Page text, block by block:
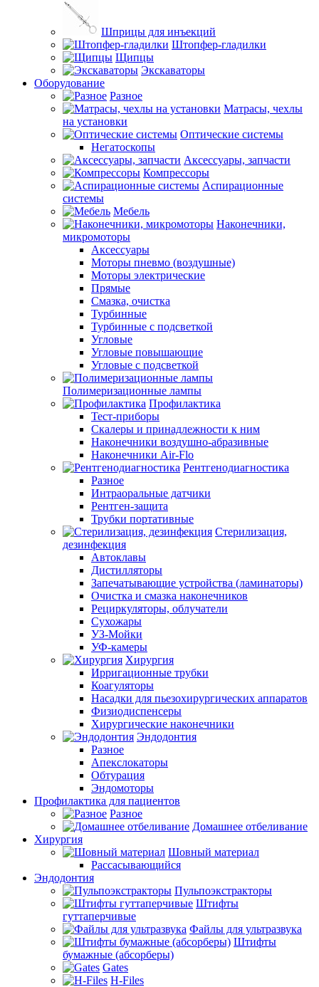
Шприцы для инъекций
Штопфер-гладилки
Щипцы
Экскаваторы
Оборудование
Разное
Матрасы, чехлы
на установки
Оптические системы
Негатоскопы
Аксессуары, запчасти
Компрессоры
Аспирационные
системы
Мебель
Наконечники,
микромоторы
Аксессуары
Моторы пневмо (воздушные)
Моторы электрические
Прямые
Смазка, очистка
Турбинные
Турбинные с подсветкой
Угловые
Угловые повышающие
Угловые с подсветкой
Полимеризационные лампы
Профилактика
Тест-приборы
Скалеры и принадлежности к ним
Наконечники воздушно-абразивные
Наконечники Air-Flo
Рентгенодиагностика
Разное
Интраоральные датчики
Рентген-защита
Трубки портативные
Стерилизация,
дезинфекция
Автоклавы
Дистилляторы
Запечатывающие устройства (ламинаторы)
Очистка и смазка наконечников
Рециркуляторы, облучатели
Сухожары
УЗ-Мойки
УФ-камеры
Хирургия
Ирригационные трубки
Коагуляторы
Насадки для пьезохирургических аппаратов
Физиодиспенсеры
Хирургические наконечники
Эндодонтия
Разное
Апекслокаторы
Обтурация
Эндомоторы
Профилактика для пациентов
Разное
Домашнее отбеливание
Хирургия
Шовный материал
Рассасывающийся
Эндодонтия
Пульпоэкстракторы
Штифты
гуттаперчивые
Файлы для ультразвука
Штифты
бумажные (абсорберы)
Gates
H-Files